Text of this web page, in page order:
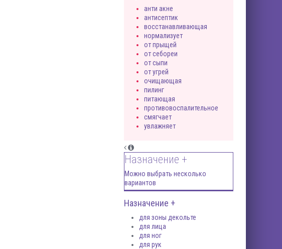
анти акне
антисептик
восстанавливающая
нормализует
от прыщей
от себореи
от сыпи
от угрей
очищающая
пилинг
питающая
противовоспалительное
смягчает
увлажняет
Назначение +
Можно выбрать несколько
вариантов
Назначение +
для зоны декольте
для лица
для ног
для рук